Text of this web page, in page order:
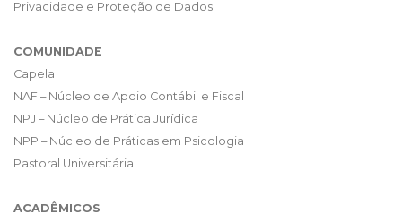
Privacidade e Proteção de Dados
COMUNIDADE
Capela
NAF – Núcleo de Apoio Contábil e Fiscal
NPJ – Núcleo de Prática Jurídica
NPP – Núcleo de Práticas em Psicologia
Pastoral Universitária
ACADÊMICOS